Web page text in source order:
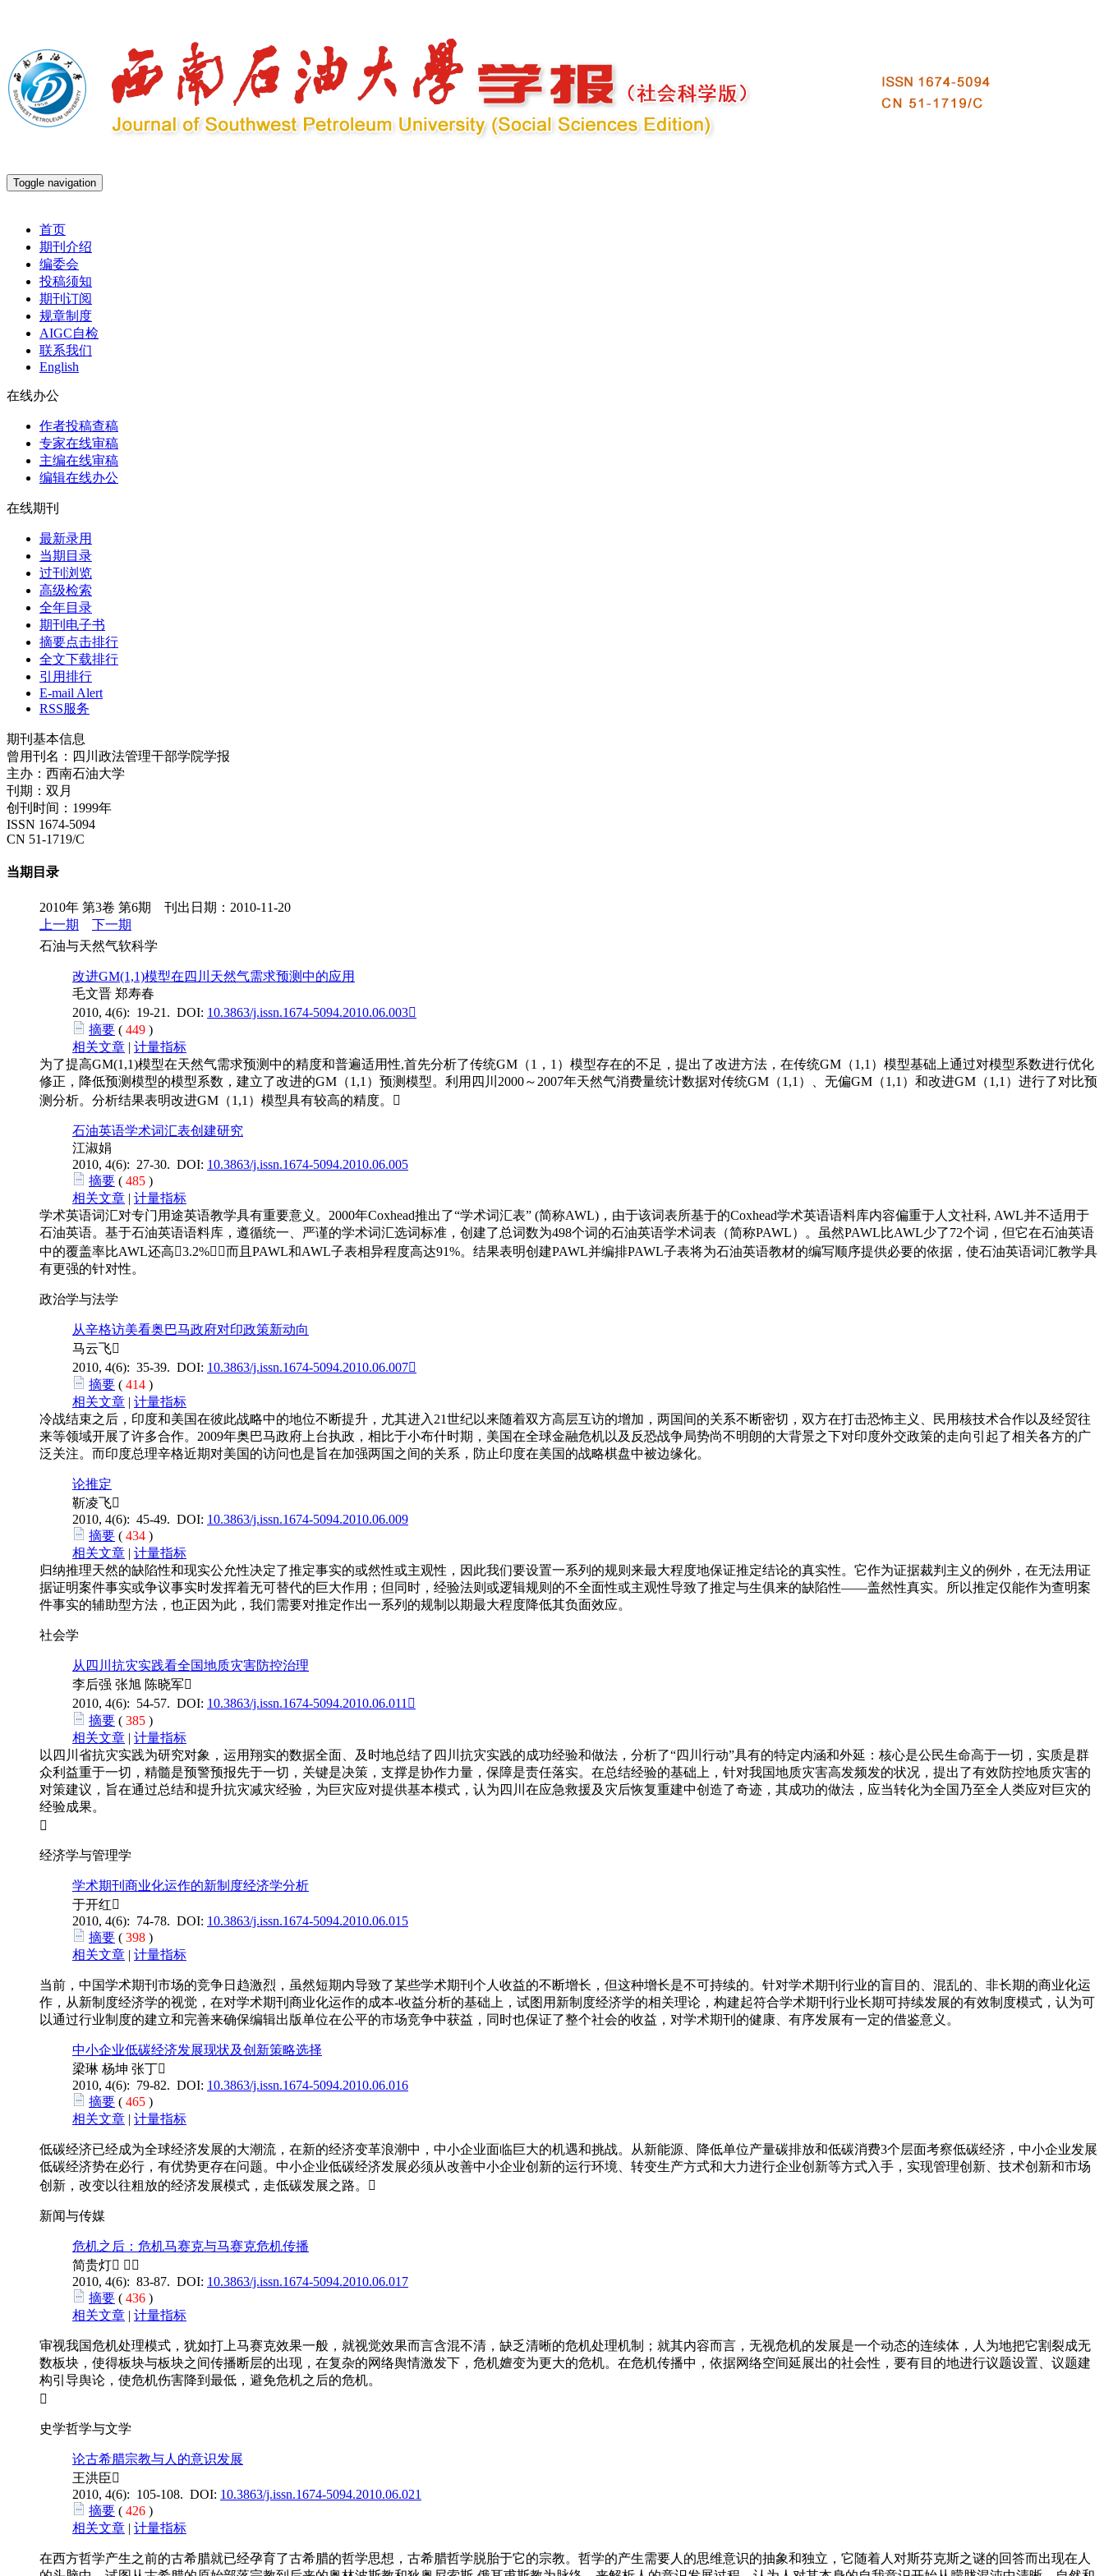
Toggle navigation
首页
期刊介绍
编委会
投稿须知
期刊订阅
规章制度
AIGC自检
联系我们
English
在线办公
作者投稿查稿
专家在线审稿
主编在线审稿
编辑在线办公
在线期刊
最新录用
当期目录
过刊浏览
高级检索
全年目录
期刊电子书
摘要点击排行
全文下载排行
引用排行
E-mail Alert
RSS服务
期刊基本信息
曾用刊名：四川政法管理干部学院学报
主办：西南石油大学
刊期：双月
创刊时间：1999年
ISSN 1674-5094
CN 51-1719/C
当期目录
2010年 第3卷 第6期 刊出日期：2010-11-20
上一期
下一期
石油与天然气软科学
改进GM(1,1)模型在四川天然气需求预测中的应用
毛文晋 郑寿春
2010, 4(6): 19-21. DOI: 10.3863/j.issn.1674-5094.2010.06.003
摘要 ( 449 )
相关文章 | 计量指标
为了提高GM(1,1)模型在天然气需求预测中的精度和普遍适用性,首先分析了传统GM（1，1）模型存在的不足，提出了改进方法，在传统GM（1,1）模型基础上通过对模型系数进行优化
修正，降低预测模型的模型系数，建立了改进的GM（1,1）预测模型。利用四川2000～2007年天然气消费量统计数据对传统GM（1,1）、无偏GM（1,1）和改进GM（1,1）进行了对比预
测分析。分析结果表明改进GM（1,1）模型具有较高的精度。
石油英语学术词汇表创建研究
江淑娟
2010, 4(6): 27-30. DOI: 10.3863/j.issn.1674-5094.2010.06.005
摘要 ( 485 )
相关文章 | 计量指标
学术英语词汇对专门用途英语教学具有重要意义。2000年Coxhead推出了“学术词汇表” (简称AWL)，由于该词表所基于的Coxhead学术英语语料库内容偏重于人文社科, AWL并不适用于
石油英语。基于石油英语语料库，遵循统一、严谨的学术词汇选词标准，创建了总词数为498个词的石油英语学术词表（简称PAWL）。虽然PAWL比AWL少了72个词，但它在石油英语
中的覆盖率比AWL还高3.2%；而且PAWL和AWL子表相异程度高达91%。结果表明创建PAWL并编排PAWL子表将为石油英语教材的编写顺序提供必要的依据，使石油英语词汇教学具
有更强的针对性。
政治学与法学
从辛格访美看奥巴马政府对印政策新动向
马云飞
2010, 4(6): 35-39. DOI: 10.3863/j.issn.1674-5094.2010.06.007
摘要 ( 414 )
相关文章 | 计量指标
冷战结束之后，印度和美国在彼此战略中的地位不断提升，尤其进入21世纪以来随着双方高层互访的增加，两国间的关系不断密切，双方在打击恐怖主义、民用核技术合作以及经贸往
来等领域开展了许多合作。2009年奥巴马政府上台执政，相比于小布什时期，美国在全球金融危机以及反恐战争局势尚不明朗的大背景之下对印度外交政策的走向引起了相关各方的广
泛关注。而印度总理辛格近期对美国的访问也是旨在加强两国之间的关系，防止印度在美国的战略棋盘中被边缘化。
论推定
靳凌飞
2010, 4(6): 45-49. DOI: 10.3863/j.issn.1674-5094.2010.06.009
摘要 ( 434 )
相关文章 | 计量指标
归纳推理天然的缺陷性和现实公允性决定了推定事实的或然性或主观性，因此我们要设置一系列的规则来最大程度地保证推定结论的真实性。它作为证据裁判主义的例外，在无法用证
据证明案件事实或争议事实时发挥着无可替代的巨大作用；但同时，经验法则或逻辑规则的不全面性或主观性导致了推定与生俱来的缺陷性——盖然性真实。所以推定仅能作为查明案
件事实的辅助型方法，也正因为此，我们需要对推定作出一系列的规制以期最大程度降低其负面效应。
社会学
从四川抗灾实践看全国地质灾害防控治理
李后强 张旭 陈晓军
2010, 4(6): 54-57. DOI: 10.3863/j.issn.1674-5094.2010.06.011
摘要 ( 385 )
相关文章 | 计量指标
以四川省抗灾实践为研究对象，运用翔实的数据全面、及时地总结了四川抗灾实践的成功经验和做法，分析了“四川行动”具有的特定内涵和外延：核心是公民生命高于一切，实质是群
众利益重于一切，精髓是预警预报先于一切，关键是决策，支撑是协作力量，保障是责任落实。在总结经验的基础上，针对我国地质灾害高发频发的状况，提出了有效防控地质灾害的
对策建议，旨在通过总结和提升抗灾减灾经验，为巨灾应对提供基本模式，认为四川在应急救援及灾后恢复重建中创造了奇迹，其成功的做法，应当转化为全国乃至全人类应对巨灾的
经验成果。

经济学与管理学
学术期刊商业化运作的新制度经济学分析
于开红
2010, 4(6): 74-78. DOI: 10.3863/j.issn.1674-5094.2010.06.015
摘要 ( 398 )
相关文章 | 计量指标
当前，中国学术期刊市场的竞争日趋激烈，虽然短期内导致了某些学术期刊个人收益的不断增长，但这种增长是不可持续的。针对学术期刊行业的盲目的、混乱的、非长期的商业化运
作，从新制度经济学的视觉，在对学术期刊商业化运作的成本-收益分析的基础上，试图用新制度经济学的相关理论，构建起符合学术期刊行业长期可持续发展的有效制度模式，认为可
以通过行业制度的建立和完善来确保编辑出版单位在公平的市场竞争中获益，同时也保证了整个社会的收益，对学术期刊的健康、有序发展有一定的借鉴意义。
中小企业低碳经济发展现状及创新策略选择
梁琳 杨坤 张丁
2010, 4(6): 79-82. DOI: 10.3863/j.issn.1674-5094.2010.06.016
摘要 ( 465 )
相关文章 | 计量指标
低碳经济已经成为全球经济发展的大潮流，在新的经济变革浪潮中，中小企业面临巨大的机遇和挑战。从新能源、降低单位产量碳排放和低碳消费3个层面考察低碳经济，中小企业发展
低碳经济势在必行，有优势更存在问题。中小企业低碳经济发展必须从改善中小企业创新的运行环境、转变生产方式和大力进行企业创新等方式入手，实现管理创新、技术创新和市场
创新，改变以往粗放的经济发展模式，走低碳发展之路。
新闻与传媒
危机之后：危机马赛克与马赛克危机传播
简贵灯 
2010, 4(6): 83-87. DOI: 10.3863/j.issn.1674-5094.2010.06.017
摘要 ( 436 )
相关文章 | 计量指标
审视我国危机处理模式，犹如打上马赛克效果一般，就视觉效果而言含混不清，缺乏清晰的危机处理机制；就其内容而言，无视危机的发展是一个动态的连续体，人为地把它割裂成无
数板块，使得板块与板块之间传播断层的出现，在复杂的网络舆情激发下，危机嬗变为更大的危机。在危机传播中，依据网络空间延展出的社会性，要有目的地进行议题设置、议题建
构引导舆论，使危机伤害降到最低，避免危机之后的危机。

史学哲学与文学
论古希腊宗教与人的意识发展
王洪臣
2010, 4(6): 105-108. DOI: 10.3863/j.issn.1674-5094.2010.06.021
摘要 ( 426 )
相关文章 | 计量指标
在西方哲学产生之前的古希腊就已经孕育了古希腊的哲学思想，古希腊哲学脱胎于它的宗教。哲学的产生需要人的思维意识的抽象和独立，它随着人对斯芬克斯之谜的回答而出现在人